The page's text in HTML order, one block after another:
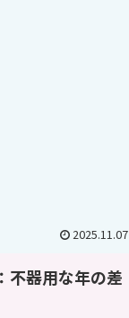
2025.11.07
不器用な年の差